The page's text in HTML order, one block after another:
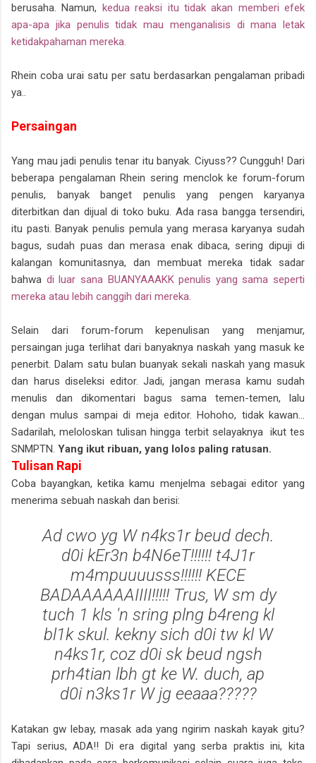
berusaha. Namun, kedua reaksi itu tidak akan memberi efek
apa-apa jika penulis tidak mau menganalisis di mana letak
ketidakpahaman mereka.
Rhein coba urai satu per satu berdasarkan pengalaman pribadi
ya..
Persaingan
Yang mau jadi penulis tenar itu banyak. Ciyuss?? Cungguh! Dari
beberapa pengalaman Rhein sering menclok ke forum-forum
penulis, banyak banget penulis yang pengen karyanya
diterbitkan dan dijual di toko buku. Ada rasa bangga tersendiri,
itu pasti. Banyak penulis pemula yang merasa karyanya sudah
bagus, sudah puas dan merasa enak dibaca, sering dipuji di
kalangan komunitasnya, dan membuat mereka tidak sadar
bahwa di luar sana BUANYAAAKK penulis yang sama seperti
mereka atau lebih canggih dari mereka.
Selain dari forum-forum kepenulisan yang menjamur,
persaingan juga terlihat dari banyaknya naskah yang masuk ke
penerbit. Dalam satu bulan buanyak sekali naskah yang masuk
dan harus diseleksi editor. Jadi, jangan merasa kamu sudah
menulis dan dikomentari bagus sama temen-temen, lalu
dengan mulus sampai di meja editor. Hohoho, tidak kawan...
Sadarilah, meloloskan tulisan hingga terbit selayaknya ikut tes
SNMPTN. Yang ikut ribuan, yang lolos paling ratusan.
Tulisan Rapi
Coba bayangkan, ketika kamu menjelma sebagai editor yang
menerima sebuah naskah dan berisi:
Ad cwo yg W n4ks1r beud dech.
d0i kEr3n b4N6eT!!!!!! t4J1r
m4mpuuuusss!!!!!! KECE
BADAAAAAAIIII!!!!! Trus, W sm dy
tuch 1 kls 'n sring plng b4reng kl
bl1k skul. kekny sich d0i tw kl W
n4ks1r, coz d0i sk beud ngsh
prh4tian lbh gt ke W. duch, ap
d0i n3ks1r W jg eeaaa?????
Katakan gw lebay, masak ada yang ngirim naskah kayak gitu?
Tapi serius, ADA!! Di era digital yang serba praktis ini, kita